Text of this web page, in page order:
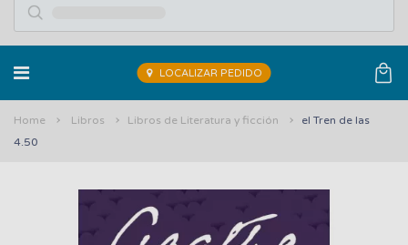
LOCALIZAR PEDIDO
Home Libros Libros de Literatura y ficción
el Tren de las
4.50